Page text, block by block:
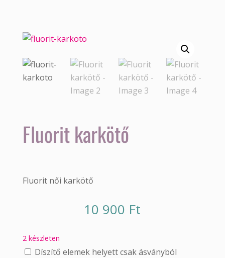
Fluorit karkötő
Fluorit női karkötő
10 900 Ft
2 készleten
Díszítő elemek helyett csak ásványból